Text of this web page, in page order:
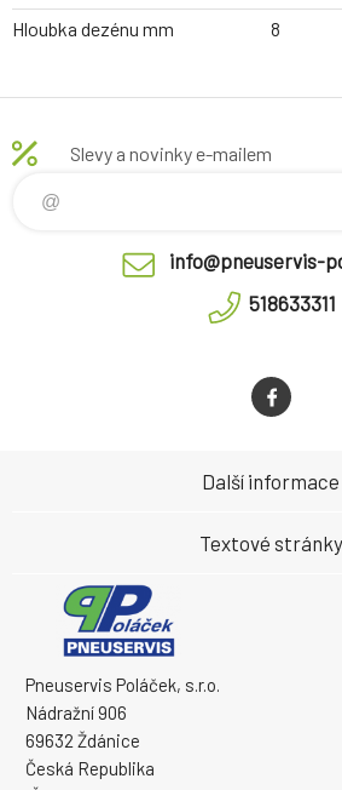
Hloubka dezénu mm
8
Slevy a novinky e-mailem
info@pneuservis-
518633311
Pneuservis Poláček, s.r.o.
Nádražní 906
69632 Ždánice
Česká Republika
Další informace
Textové stránky